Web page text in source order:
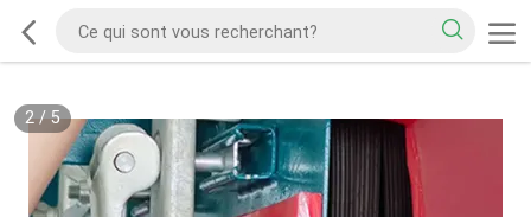
2/5